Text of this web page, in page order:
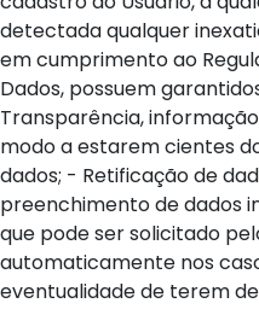
detectada qualquer
em cumprimento ao
Dados, possuem
Transparência,
modo a estarem cientes
dados; - Retificação de
preenchimento de dados
que pode ser solicitado
automaticamente nos
eventualidade de terem